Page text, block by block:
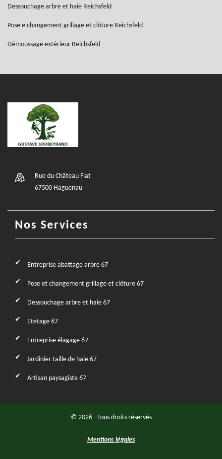
Dessouchage arbre et haie Reichsfeld
Pose e changement grillage et clôture Reichsfeld
Démoussage extérieur Reichsfeld
Rue du Château Fiat
67500 Haguenau
Nos Services
Entreprise abattage arbre 67
Pose et changement grillage et clôture 67
Dessouchage arbre et haie 67
Etetage 67
Entreprise élagage 67
Jardinier taille de haie 67
Artisan paysagiste 67
© 2026 - Tous droits réservés
Mentions légales